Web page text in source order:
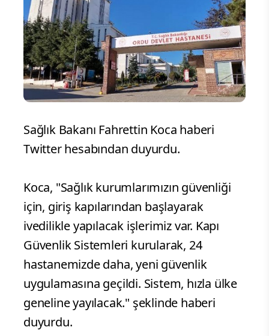
Sağlık Bakanı Fahrettin Koca haberi
Twitter hesabından duyurdu.
Koca, "Sağlık kurumlarımızın güvenliği
için, giriş kapılarından başlayarak
ivedilikle yapılacak işlerimiz var. Kapı
Güvenlik Sistemleri kurularak, 24
hastanemizde daha, yeni güvenlik
uygulamasına geçildi. Sistem, hızla ülke
geneline yayılacak." şeklinde haberi
duyurdu.